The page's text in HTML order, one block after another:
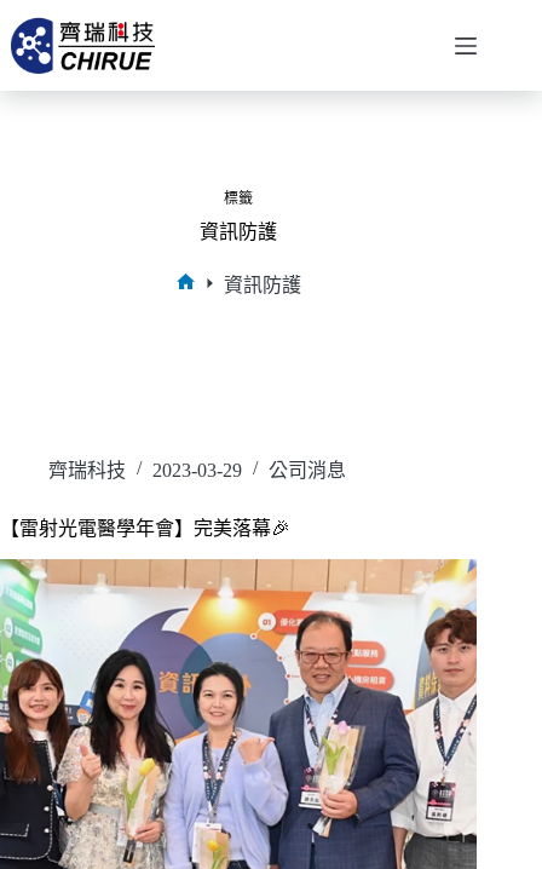
標籤
資訊防護
資訊防護
齊瑞科技 2023-03-29 公司消息
【雷射光電醫學年會】完美落幕🎉